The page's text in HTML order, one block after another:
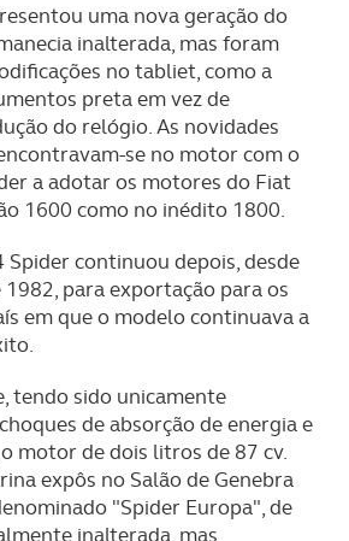
uma nova geração do
inalterada, mas foram
no tabliet, como a
preta em vez de
do relógio. As novidades
se no motor com o
a adotar os motores do Fiat
1600 como no inédito 1800.
Spider continuou depois, desde
para exportação para os
em que o modelo continuava a
tendo sido unicamente
de absorção de energia e
motor de dois litros de 87 cv.
expôs no Salão de Genebra
"Spider Europa", de
inalterada, mas